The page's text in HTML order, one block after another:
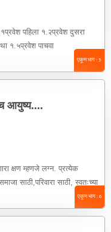
पहिला १.२प्रवेश दुसरा
१.५प्रवेश पाचवा
एकूण भाग : 5
आयुष्य....
क्षण म्हणजे लग्न. प्रत्येक
साठी,परिवारा साठी, स्वतःच्या
एकूण भाग : 6